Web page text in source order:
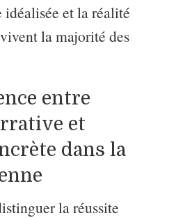
idéalisée et la réalité
la majorité des
entre
et
dans la
la réussite